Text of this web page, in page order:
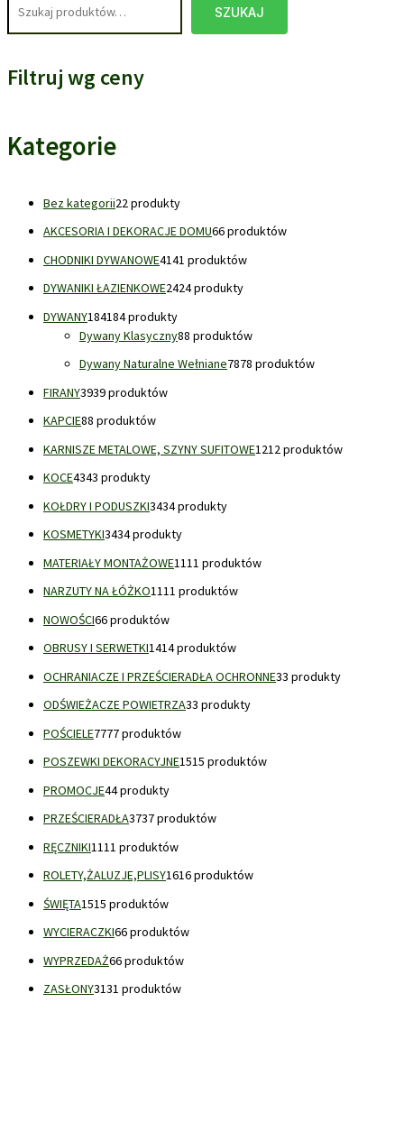
SZUKAJ
Filtruj wg ceny
Kategorie
Bez kategorii22 produkty
AKCESORIA I DEKORACJE DOMU66 produktów
CHODNIKI DYWANOWE4141 produktów
DYWANIKI ŁAZIENKOWE2424 produkty
DYWANY184184 produkty
Dywany Klasyczny88 produktów
Dywany Naturalne Wełniane7878 produktów
FIRANY3939 produktów
KAPCIE88 produktów
KARNISZE METALOWE, SZYNY SUFITOWE1212 produktów
KOCE4343 produkty
KOŁDRY I PODUSZKI3434 produkty
KOSMETYKI3434 produkty
MATERIAŁY MONTAŻOWE11 11 produktów
NARZUTY NA ŁÓŻKO1111 produktów
NOWOŚCI66 produktów
OBRUSY I SERWETKI1414 produktów
OCHRANIACZE I PRZEŚCIERADŁA OCHRONNE33 produkty
ODŚWIEŻACZE POWIETRZA33 produkty
POŚCIELE7777 produktów
POSZEWKI DEKORACYJNE1515 produktów
PROMOCJE44 produkty
PRZEŚCIERADŁA3737 produktów
RĘCZNIKI11 11 produktów
ROLETY,ŻALUZJE,PLISY1616 produktów
ŚWIĘTA1515 produktów
WYCIERACZKI66 produktów
WYPRZEDAŻ66 produktów
ZASŁONY3131 produktów